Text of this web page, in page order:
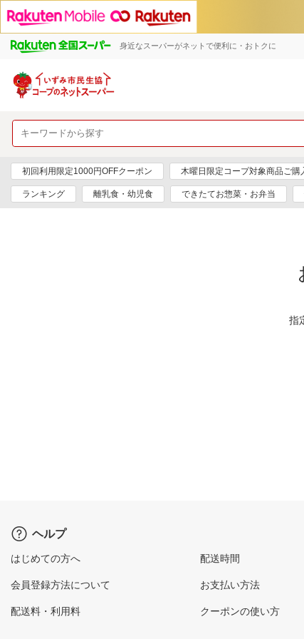
身近なスーパーがネットで便利に・おトクに
初回利用限定1000円OFFクーポン 木曜日限定コープ対象商品ご
ランキング 離乳食・幼児食 できたてお惣菜・お弁当
指
ヘルプ
はじめての方へ
会員登録方法について
配送料・利用料
配送時間
お支払い方法
クーポンの使い方